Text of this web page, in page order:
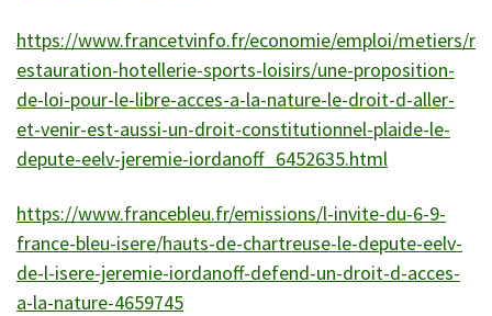
https://www.francetvinfo.fr/economie/emploi/metiers/r
estauration-hotellerie-sports-loisirs/une-proposition-
de-loi-pour-le-libre-acces-a-la-nature-le-droit-d-aller-
et-venir-est-aussi-un-droit-constitutionnel-plaide-le-
depute-eelv-jeremie-iordanoff_6452635.html
https://www.francebleu.fr/emissions/l-invite-du-6-9-
france-bleu-isere/hauts-de-chartreuse-le-depute-eelv-
de-l-isere-jeremie-iordanoff-defend-un-droit-d-acces-
a-la-nature-4659745